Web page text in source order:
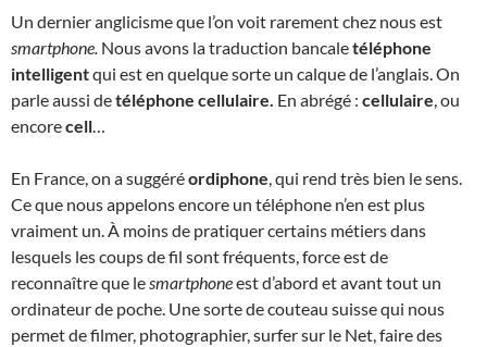
Un dernier anglicisme que l’on voit rarement chez nous est
smartphone. Nous avons la traduction bancaletéléphone
intelligentqui est en quelque sorte un calque de l’anglais. On
parle aussi detéléphone cellulaire. En abrégé : cellulaire, ou
encorecell…
En France, on a suggéréordiphone, qui rend très bien le sens.
Ce que nous appelons encore un téléphone n’en est plus
vraiment un. À moins de pratiquer certains métiers dans
lesquels les coups de fil sont fréquents, force est de
reconnaître que lesmartphoneest d’abord et avant tout un
ordinateur de poche. Une sorte de couteau suisse qui nous
permet de filmer, photographier, surfer sur le Net, faire des